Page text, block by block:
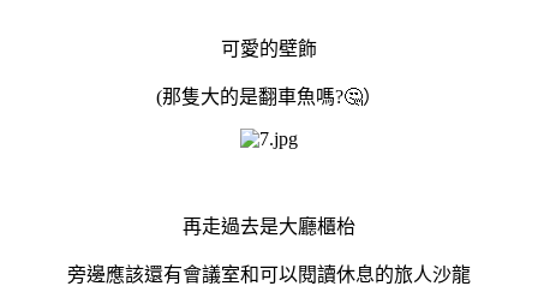
可愛的壁飾
(那隻大的是翻車魚嗎?🤔）
再走過去是大廳櫃枱
旁邊應該還有會議室和可以閱讀休息的旅人沙龍